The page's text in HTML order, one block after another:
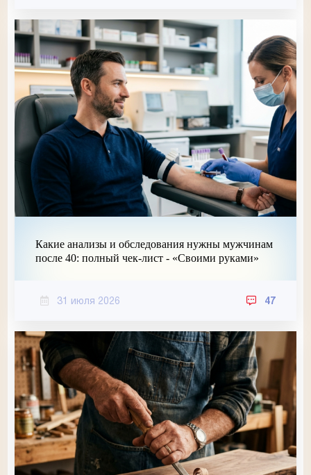
Какие анализы и обследования нужны мужчинам
после 40: полный чек-лист - «Своими руками»
31 июля 2026 47